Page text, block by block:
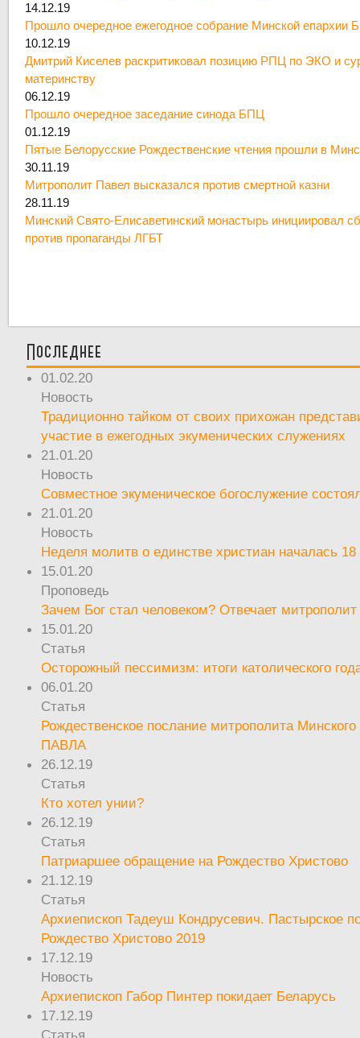
14.12.19
Прошло очередное ежегодное собрание Минской епархии
10.12.19
Дмитрий Киселев раскритиковал позицию РПЦ по ЭКО и
материнству
06.12.19
Прошло очередное заседание синода БПЦ
01.12.19
Пятые Белорусские Рождественские чтения прошли в
30.11.19
Митрополит Павел высказался против смертной казни
28.11.19
Минский Свято-Елисаветинский монастырь инициировал
против пропаганды ЛГБТ
Последнее
01.02.20
Новость
Традиционно тайком от своих прихожан
участие в ежегодных экуменических служениях
21.01.20
Новость
Совместное экуменическое богослужение
21.01.20
Новость
Неделя молитв о единстве христиан началась 18
15.01.20
Проповедь
Зачем Бог стал человеком? Отвечает
15.01.20
Статья
Осторожный пессимизм: итоги католического
06.01.20
Статья
Рождественское послание митрополита Минского
ПАВЛА
26.12.19
Статья
Кто хотел унии?
26.12.19
Статья
Патриаршее обращение на Рождество Христово
21.12.19
Статья
Архиепископ Тадеуш Кондрусевич. Пастырское
Рождество Христово 2019
17.12.19
Новость
Архиепископ Габор Пинтер покидает Беларусь
17.12.19
Статья